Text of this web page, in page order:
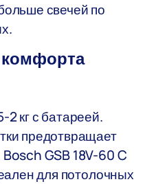
свечей по
кг с батареей.
предотвращает
Bosch GSB 18V-60 C
для потолочных